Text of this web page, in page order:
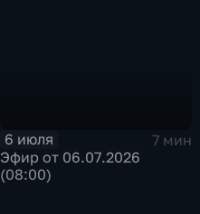
6 июля
7 мин
Эфир от 06.07.2026
(08:00)